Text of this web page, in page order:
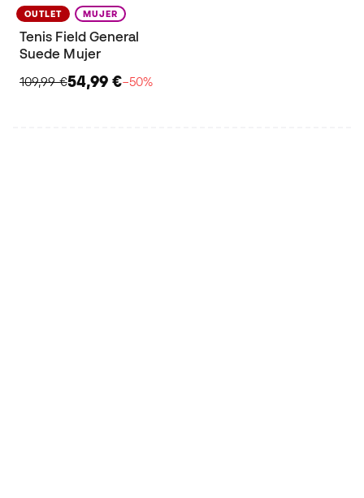
OUTLET MUJER
Tenis Field General
Suede Mujer
109,99 €54,99 €−50%